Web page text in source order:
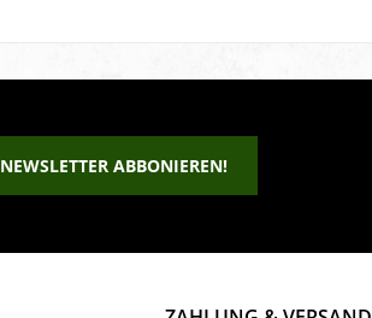
NEWSLETTER ABBONIEREN!